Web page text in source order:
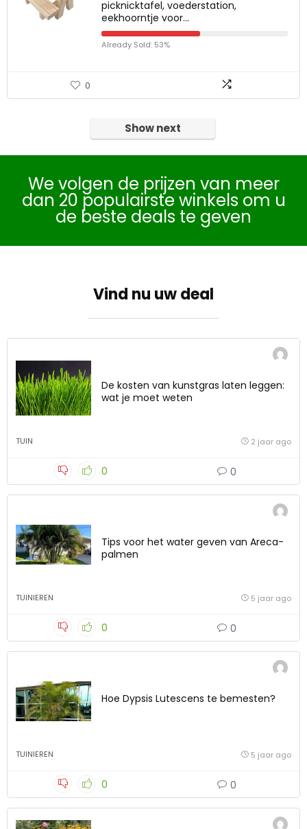
picknicktafel, voederstation,
eekhoorntje voor…
Already Sold: 53%
0
Show next
We volgen de prijzen van meer
dan 20 populairste winkels om u
de beste deals te geven
Vind nu uw deal
De kosten van kunstgras laten leggen:
wat je moet weten
TUIN 2 jaar ago
0 0
Tips voor het water geven van Areca-
palmen
TUINIEREN 5 jaar ago
0 0
Hoe Dypsis Lutescens te bemesten?
TUINIEREN 5 jaar ago
0 0